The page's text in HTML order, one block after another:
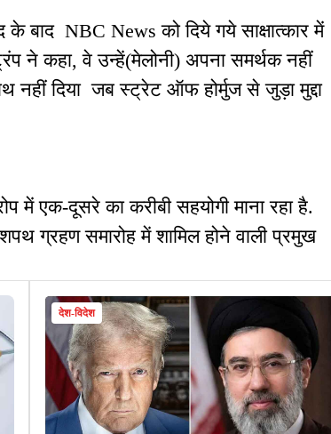
के बाद NBC News को दिये गये साक्षात्कार में
ने कहा, वे उन्हें(मेलोनी) अपना समर्थक नहीं
नहीं दिया जब स्ट्रेट ऑफ होर्मुज से जुड़ा मुद्दा
में एक-दूसरे का करीबी सहयोगी माना रहा है.
ग्रहण समारोह में शामिल होने वाली प्रमुख
देश-विदेश